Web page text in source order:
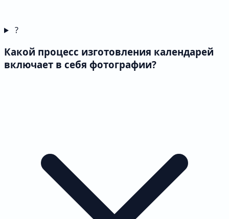
?
Какой процесс изготовления календарей
включает в себя фотографии?